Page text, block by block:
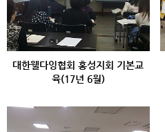
대한웰다잉협회 홍성지회 기본교
육(17년 6월)